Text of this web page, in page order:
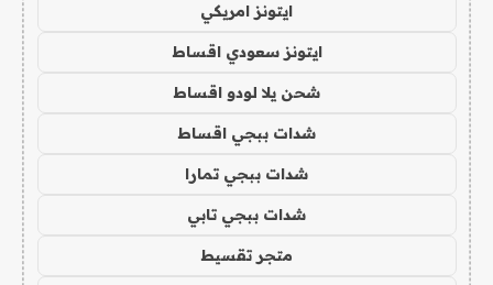
ايتونز امريكي
ايتونز سعودي اقساط
شحن يلا لودو اقساط
شدات ببجي اقساط
شدات ببجي تمارا
شدات ببجي تابي
متجر تقسيط